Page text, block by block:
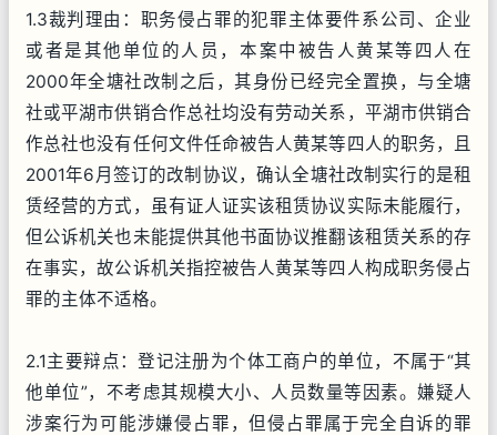
1.3裁判理由：职务侵占罪的犯罪主体要件系公司、企业
或者是其他单位的人员，本案中被告人黄某等四人在
2000年全塘社改制之后，其身份已经完全置换，与全塘
社或平湖市供销合作总社均没有劳动关系，平湖市供销合
作总社也没有任何文件任命被告人黄某等四人的职务，且
2001年6月签订的改制协议，确认全塘社改制实行的是租
赁经营的方式，虽有证人证实该租赁协议实际未能履行，
但公诉机关也未能提供其他书面协议推翻该租赁关系的存
在事实，故公诉机关指控被告人黄某等四人构成职务侵占
罪的主体不适格。
2.1主要辩点：登记注册为个体工商户的单位，不属于“其
他单位”，不考虑其规模大小、人员数量等因素。嫌疑人
涉案行为可能涉嫌侵占罪，但侵占罪属于完全自诉的罪